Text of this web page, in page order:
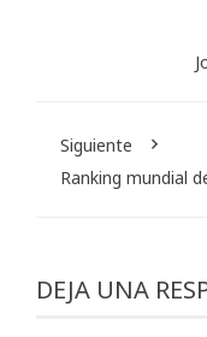
Siguiente
Ranking mundial
DEJA UNA